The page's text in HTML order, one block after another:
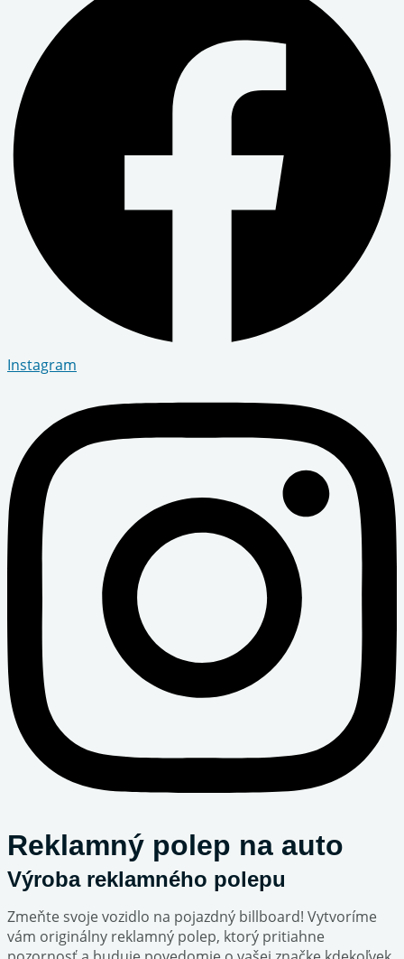
Instagram
Reklamný polep na auto
Výroba reklamného polepu
Zmeňte svoje vozidlo na pojazdný billboard! Vytvoríme
vám originálny reklamný polep, ktorý pritiahne